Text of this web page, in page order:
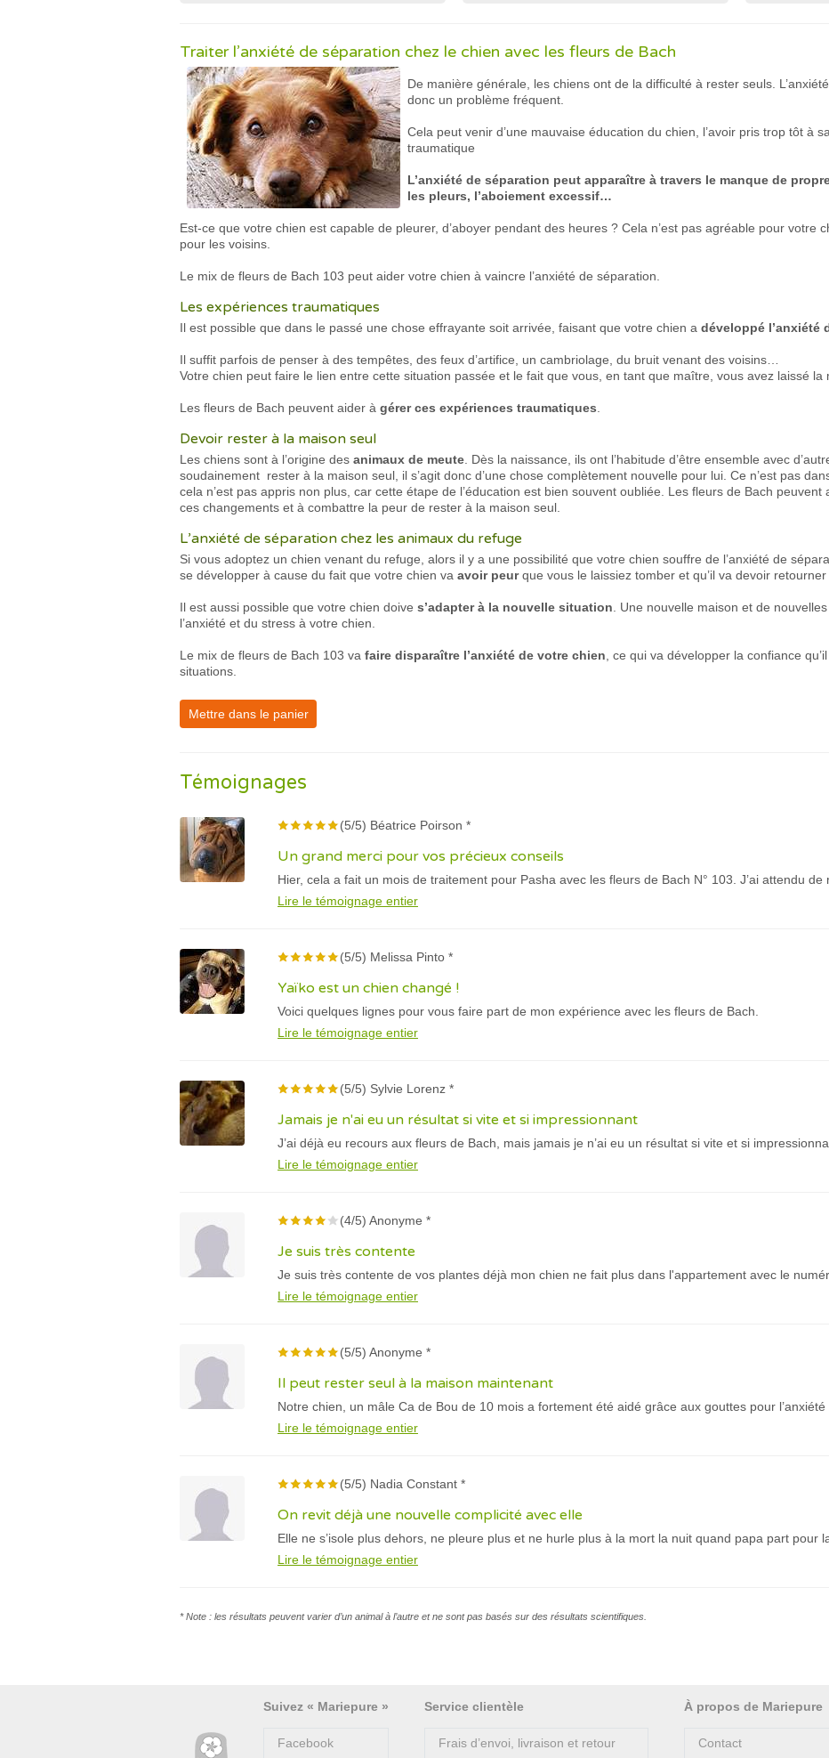
Traiter l’anxiété de séparation chez le chien avec les fleurs de Bach
De manière générale, les chiens ont de la difficulté à rester seuls.
donc un problème fréquent.
Cela peut venir d’une mauvaise éducation du chien, l’avoir pris trop tôt à
traumatique
L’anxiété de séparation peut apparaître à travers le manque de
les pleurs, l’aboiement excessif…
Est-ce que votre chien est capable de pleurer, d’aboyer pendant des heures ? Cela n’est pas agréable pour votre
pour les voisins.
Le mix de fleurs de Bach 103 peut aider votre chien à vaincre l’anxiété de séparation.
Les expériences traumatiques
Il est possible que dans le passé une chose effrayante soit arrivée, faisant que votre chien a développé l’anxiété
Il suffit parfois de penser à des tempêtes, des feux d’artifice, un cambriolage, du bruit venant des voisins…
Votre chien peut faire le lien entre cette situation passée et le fait que vous, en tant que maître, vous avez laissé la
Les fleurs de Bach peuvent aider à gérer ces expériences traumatiques
Devoir rester à la maison seul
Les chiens sont à l’origine des animaux de meute . Dès la naissance, ils ont l’habitude d’être ensemble avec
soudainement rester à la maison seul, il s’agit donc d’une chose complètement nouvelle pour lui. Ce n’est pas
cela n’est pas appris non plus, car cette étape de l’éducation est bien souvent oubliée. Les fleurs de Bach
ces changements et à combattre la peur de rester à la maison seul.
L’anxiété de séparation chez les animaux du refuge
Si vous adoptez un chien venant du refuge, alors il y a une possibilité que votre chien souffre de l’anxiété de
se développer à cause du fait que votre chien va avoir peurque vous le laissiez tomber et qu’il va devoir retourner
Il est aussi possible que votre chien doive s’adapter à la nouvelle situation . Une nouvelle maison et de
l’anxiété et du stress à votre chien.
Le mix de fleurs de Bach 103 va faire disparaître l’anxiété de votre chien , ce qui va développer la confiance
situations.
Mettre dans le panier
Témoignages
(5/5) Béatrice Poirson *
Un grand merci pour vos précieux conseils
Hier, cela a fait un mois de traitement pour Pasha avec les fleurs de Bach N° 103. J’ai attendu de
Lire le témoignage entier
(5/5) Melissa Pinto *
Yaïko est un chien changé !
Voici quelques lignes pour vous faire part de mon expérience avec les fleurs de Bach.
Lire le témoignage entier
(5/5) Sylvie Lorenz *
Jamais je n'ai eu un résultat si vite et si impressionnant
J’ai déjà eu recours aux fleurs de Bach, mais jamais je n’ai eu un résultat si vite et si
Lire le témoignage entier
(4/5) Anonyme *
Je suis très contente
Je suis très contente de vos plantes déjà mon chien ne fait plus dans l'appartement avec le
Lire le témoignage entier
(5/5) Anonyme *
Il peut rester seul à la maison maintenant
Notre chien, un mâle Ca de Bou de 10 mois a fortement été aidé grâce aux gouttes pour l’anxiété
Lire le témoignage entier
(5/5) Nadia Constant *
On revit déjà une nouvelle complicité avec elle
Elle ne s’isole plus dehors, ne pleure plus et ne hurle plus à la mort la nuit quand papa part pour
Lire le témoignage entier
* Note : les résultats peuvent varier d’un animal à l’autre et ne sont pas basés sur des résultats scientifiques.
Suivez « Mariepure »
Facebook
Service clientèle
Frais d’envoi, livraison et retour
À propos de Mariepure
Contact